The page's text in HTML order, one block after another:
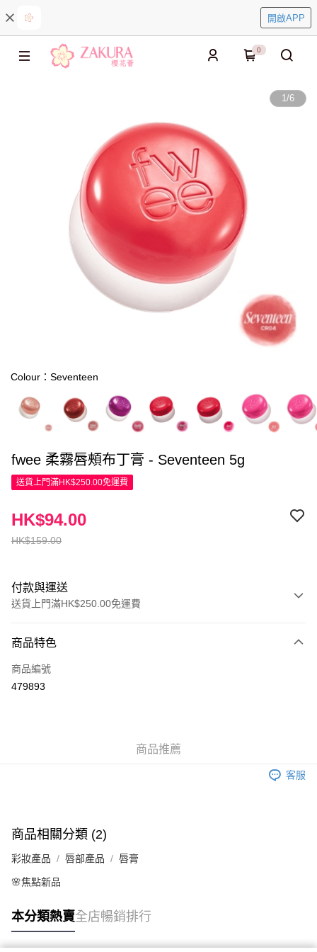
開啟APP
0
1/6
Colour：Seventeen
fwee 柔霧唇頰布丁膏 - Seventeen 5g
送貨上門滿HK$250.00免運費
HK$159.00
HK$94.00
付款與運送
送貨上門滿HK$250.00免運費
信用卡
Apple Pay
商品特色
商品編號
479893
商品推薦
客服
商品相關分類 (2)
彩妝產品 唇部產品 唇膏
🌸焦點新品
本分類熱賣全店暢銷排行